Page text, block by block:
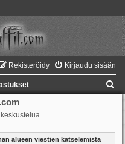
Kirjaudu sisään
Rekisteröidy
alueen viestien katselemista